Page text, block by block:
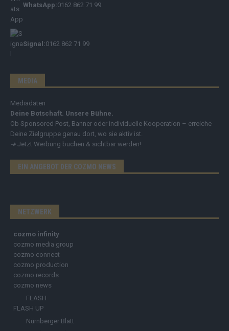
WhatsApp:0162 862 71 99
Signal:0162 862 71 99
MEDIA
Mediadaten
Deine Botschaft. Unsere Bühne.
Ob Sponsored Post, Banner oder individuelle Kooperation – erreiche
Deine Zielgruppe genau dort, wo sie aktiv ist.
➔ Jetzt Werbung buchen & sichtbar werden!
EIN ANGEBOT DER COZMO NEWS
NETZWERK
cozmo infinity
cozmo media group
cozmo connect
cozmo production
cozmo records
cozmo news
FLASH
FLASH UP
Nürnberger Blatt